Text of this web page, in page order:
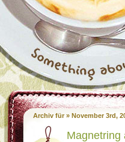
Archiv für » November 3rd,
Magnetring